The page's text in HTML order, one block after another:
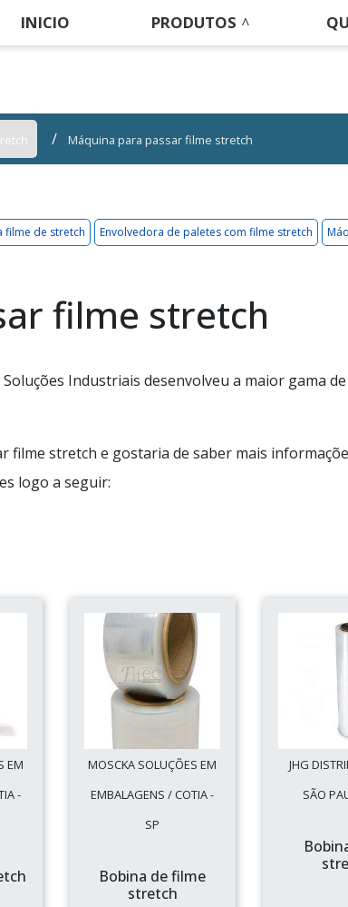
INICIO PRODUTOS
Máquina para passar filme stretch
filme de stretch Envolvedora de paletes com filme stretch
filme stretch
Industriais desenvolveu a maior gama
filme stretch e gostaria de saber mais
logo a seguir:
EM
-
MOSCKA SOLUÇÕES EM
EMBALAGENS / COTIA -
SP
Bobina de filme
stretch
JHG
SÃO